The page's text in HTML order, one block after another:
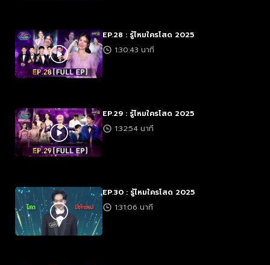
EP.28 : รู้ไหมใครโสด 2025
1:30:43 นาที
EP.29 : รู้ไหมใครโสด 2025
1:32:54 นาที
EP.30 : รู้ไหมใครโสด 2025
1:31:06 นาที